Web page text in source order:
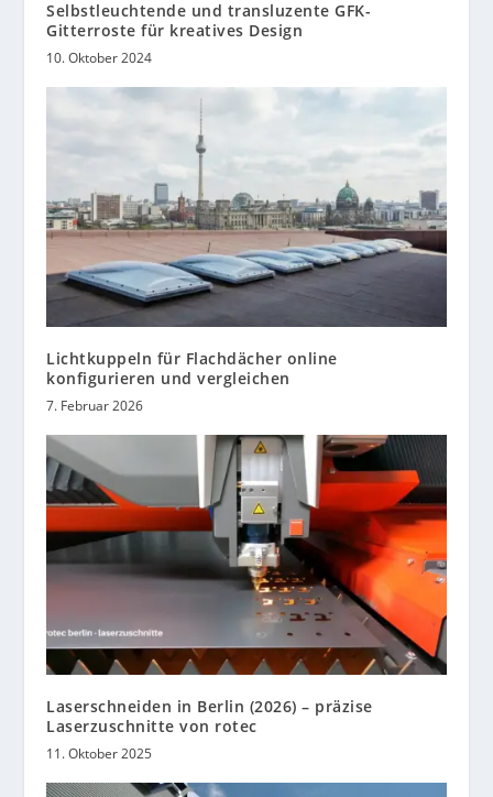
Selbstleuchtende und transluzente GFK-
Gitterroste für kreatives Design
10. Oktober 2024
Lichtkuppeln für Flachdächer online
konfigurieren und vergleichen
7. Februar 2026
Laserschneiden in Berlin (2026) – präzise
Laserzuschnitte von rotec
11. Oktober 2025